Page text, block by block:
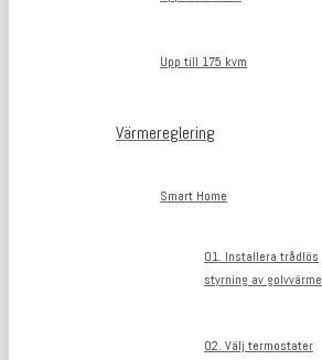
Upp till 175 kvm
Värmereglering
Smart Home
01. Installera trådlös
styrning av golvvärme
02. Välj termostater